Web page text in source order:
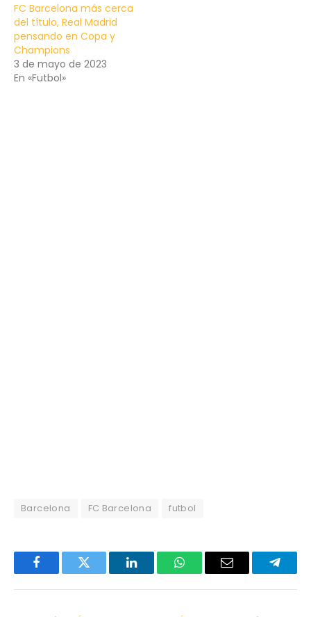
FC Barcelona más cerca
del título, Real Madrid
pensando en Copa y
Champions
3 de mayo de 2023
En «Futbol»
Barcelona FC Barcelona futbol
FacebookTwitter LinkedInWhatsAppEmail